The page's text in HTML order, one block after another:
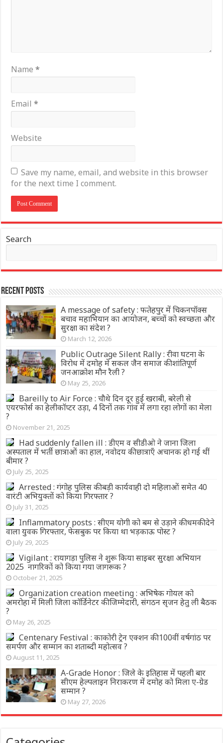
Name*
Email*
Website
Save my name, email, and website in this browser
for the next time I comment.
Search
Recent Posts
A message of safety : फतेहपुर में चिकनपॉक्स
बचाव महाभियान का आयोजन, बच्चों को स्वच्छता और
सुरक्षा का संदेश ?
March 12, 2026
Public Outrage Silent Rally : रीवा घटना के
विरोध में दमोह में सकल जैन समाज की शांतिपूर्ण
जनआक्रोश मौन रैली ?
May 25, 2026
Bareilly to Air Force : चौथे दिन दूर हुई खराबी, बरेली से
एयरफोर्स का हेलीकॉप्टर उड़ा, 4 दिनों तक गांव में लगा रहा लोगों का मेला
?
November 21, 2025
Had suddenly fallen ill : डीएम व सीडीओ ने जाना जिला
अस्पताल में भर्ती छात्राओं का हाल, नवोदय की छात्राएँ अचानक हो गई थीं
बीमार ?
July 25, 2025
Arrested : गंगोह पुलिस की बड़ी कार्यवाही दो महिलाओं समेत 40
वारंटी अभियुक्तों को किया गिरफ्तार ?
July 31, 2025
Inflammatory posts : सीएम योगी को बम से उड़ाने की धमकी देने
वाला युवक ग‍िरफ्तार, फेसबुक पर क‍िया था भड़काऊ पोस्ट ?
July 29, 2025
Vigilant : रायागड़ा पुलिस ने शुरू किया साइबर सुरक्षा अभियान
2025 नागरिकों को किया गया जागरूक ?
October 21, 2025
Organization creation meeting : अभिषेक गोयल को
अमरोहा में मिली जिला कॉर्डिनेटर की जिम्मेदारी, संगठन सृजन हेतु ली बैठक
?
May 26, 2025
Centenary Festival : काकोरी ट्रेन एक्शन की 100वीं वर्षगांठ पर
समर्पण और सम्मान का शताब्दी महोत्सव ?
August 11, 2025
A-Grade Honor : जिले के इतिहास में पहली बार
सीएम हेल्पलाइन निराकरण में दमोह को मिला ए-ग्रेड
सम्मान ?
May 27, 2026